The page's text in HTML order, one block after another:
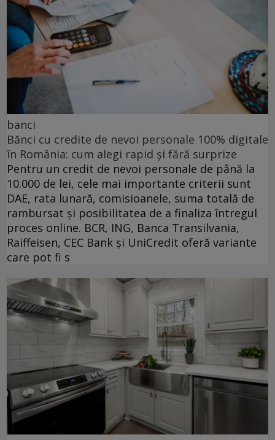
banci
Bănci cu credite de nevoi personale 100% digitale
în România: cum alegi rapid și fără surprize
Pentru un credit de nevoi personale de până la
10.000 de lei, cele mai importante criterii sunt
DAE, rata lunară, comisioanele, suma totală de
rambursat și posibilitatea de a finaliza întregul
proces online. BCR, ING, Banca Transilvania,
Raiffeisen, CEC Bank și UniCredit oferă variante
care pot fi s